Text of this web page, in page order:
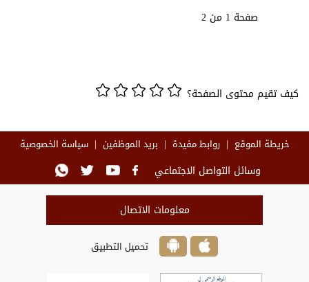
صفحة 1 من 2
كيف تقيم محتوى الصفحة؟
خريطة الموقع روابط مفيدة بريد الموظفين سياسة الخصوصية
وسائل التواصل الاجتماعي
معلومات الاتصال
تحميل التطبيق